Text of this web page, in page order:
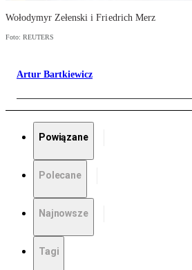
Wołodymyr Zełenski i Friedrich Merz
Foto: REUTERS
Artur Bartkiewicz
Powiązane
Polecane
Najnowsze
Tagi